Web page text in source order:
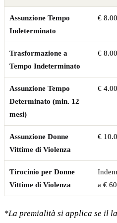
Assunzione Tempo
Indeterminato
€
Trasformazione a
Tempo Indeterminato
€
Assunzione Tempo
Determinato (min. 12
mesi)
€
Assunzione Donne
Vittime di Violenza
€
Tirocinio per Donne
Vittime di Violenza
a €
*La premialità si applica se il